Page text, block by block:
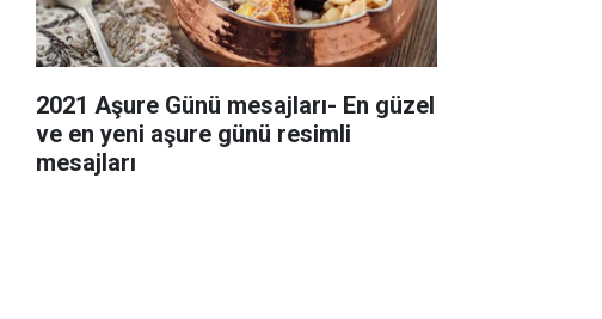
2021 Aşure Günü mesajları- En güzel
ve en yeni aşure günü resimli
mesajları